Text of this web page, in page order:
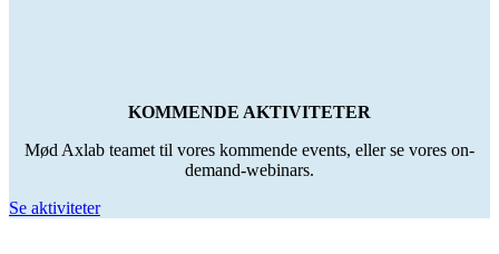
KOMMENDE AKTIVITETER
Mød Axlab teamet til vores kommende events, eller se vores on-
demand-webinars.
Se aktiviteter